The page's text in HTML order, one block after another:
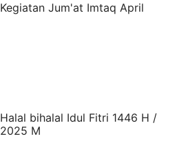
Kegiatan Jum'at Imtaq April
Halal bihalal Idul Fitri 1446 H /
2025 M